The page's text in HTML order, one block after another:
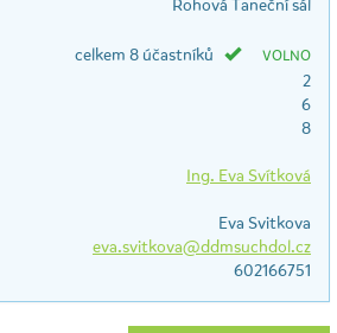
Rohová Taneční sál
celkem 8 účastníků VOLNO
2
6
8
Ing. Eva Svítková
Eva Svitkova
eva.svitkova@ddmsuchdol.cz
602166751